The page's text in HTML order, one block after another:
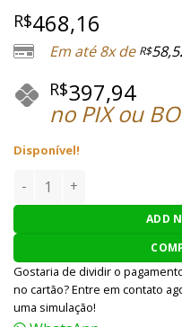
R$468,16
Em até 8x de R$
R$397,94
no PIX ou
Disponível!
UNIFORME AIRSOFT
ADD
Gostaria de dividir o
no cartão? Entre em contato
uma simulação!